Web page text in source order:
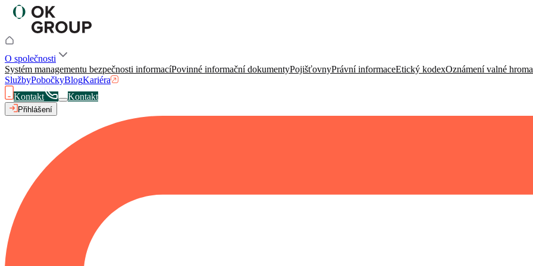
O společnosti
Systém managementu bezpečnosti informacíPovinné informační dokumentyPojišťovnyPrávní informaceEtický kodexOznámení valné
SlužbyPobočkyBlogKariéra
Kontakt
Kontakt
Přihlášení